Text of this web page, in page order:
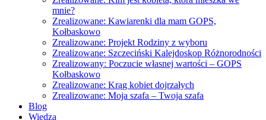
mnie?
Zrealizowane: Kawiarenki dla mam GOPS,
Kołbaskowo
Zrealizowane: Projekt Rodziny z wyboru
Zrealizowane: Szczeciński Kalejdoskop Różnorodności
Zrealizowany: Poczucie własnej wartości – GOPS
Kołbaskowo
Zrealizowane: Krąg kobiet dojrzałych
Zrealizowane: Moja szafa – Twoja szafa
Blog
Wiedza